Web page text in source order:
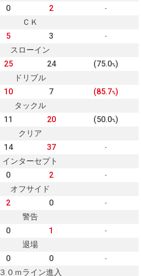
0 2
-
ＣＫ
5 3
-
スローイン
25 24 (75.0%)
ドリブル
10 7 (85.7%)
タックル
11 20 (50.0%)
クリア
14 37
-
インターセプト
0 2
-
オフサイド
2 0
-
警告
0 1
-
退場
0 0
-
３０ｍライン進入